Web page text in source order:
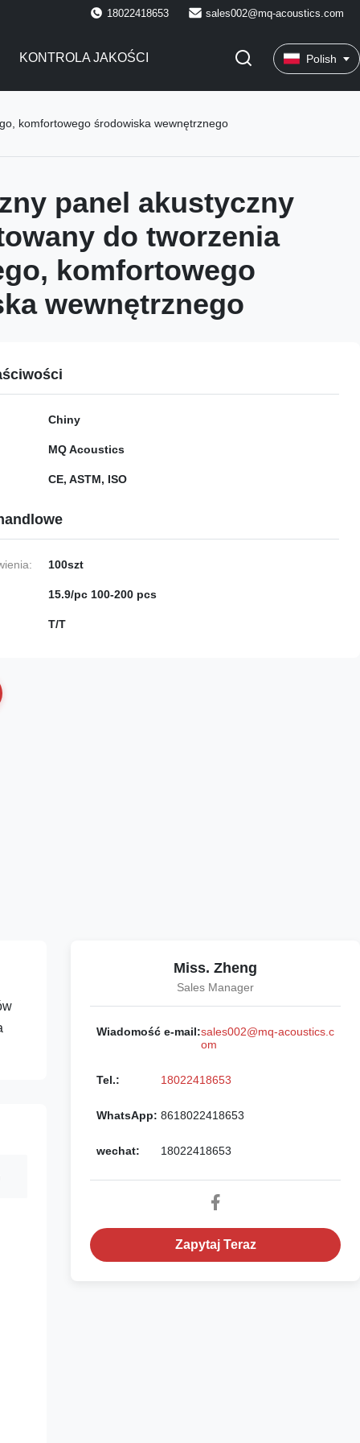
18022418653 sales002@mq-acoustics.com
KONTROLA JAKOŚCI Polish
komfortowego środowiska wewnętrznego
panel akustyczny
do tworzenia
komfortowego
wewnętrznego
Chiny
MQ Acoustics
CE, ASTM, ISO
100szt
15.9/pc 100-200 pcs
T/T
Miss. Zheng
Sales Manager
Wiadomość e-mail:sales002@mq-acoustics.c
om
Tel.: 18022418653
WhatsApp: 8618022418653
wechat: 18022418653
Zapytaj Teraz